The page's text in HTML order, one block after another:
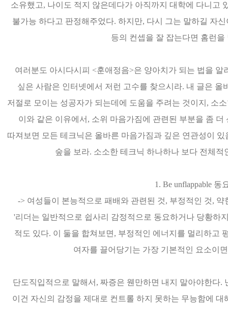
소유했고, 나이도 적지 않은데다가 아직까지 대학에 다니고
불가능 하다고 판정해주었다. 하지만, 다시 그는 말하길 자
등의 컨셉을 잘 잡는다면 홈런
여러분도 아시다시피 <훈애정음>은 양아치가 되는 법을
싶은 사람은 인터넷에서 저런 고수를 찾으시라. 내 글은
저절로 모이는 성공자가 되는데에 도움을 주려는 것이지, 소
이와 같은 이유에서, 소위 마음가짐에 관련된 부분을 좀
따져보면 모든 테크닉은 올바른 마음가짐과 깊은 연관성이
숲을 보라. 소소한 테크닉 하나하나 보다 전체
1. Be unflappable 동
-> 여성들이 본능적으로 패배와 관련된 것, 부정적인 것,
'리더는 일반적으로 쉽사리 감정적으로 동요하거나 당황하
적도 있다. 이 둘을 합쳐보면, 부정적인 에너지를 멀리하고
여자를 끌어당기는 가장 기본적인 요소이
단도직입적으로 말해서, 짜증은 웬만하면 내지 말아야한다
이건 자신의 감정을 제대로 컨트롤 하지 못하는 무능함에